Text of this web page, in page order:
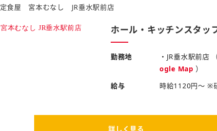
定食屋 宮本むなし JR垂水駅前店
ホール・キッチンスタッ
勤務地 ・JR垂水駅前店
ogle Map ）
給与
時給1120円～ ※
詳しく見る